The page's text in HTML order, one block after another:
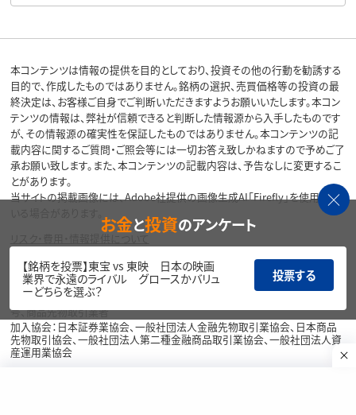
本コンテンツは情報の提供を目的としており、投資その他の行動を勧誘する
目的で、作成したものではありません。銘柄の選択、売買価格等の投資の最
終決定は、お客様ご自身でご判断いただきますようお願いいたします。本コン
テンツの情報は、弊社が信頼できると判断した情報源から入手したものです
が、その情報源の確実性を保証したものではありません。本コンテンツの記
載内容に関するご質問・ご照会等には一切お答え致しかねますので予めご了
承お願い致します。また、本コンテンツの記載内容は、予告なしに変更するこ
とがあります。
当サイトの掲載画像には、Adobe社提供の画像生成AI「Firefly」を使用して
各種方針・重要事項等については、楽天証券ウェブサイトをご覧ください。
商号等：楽天証券株式会社／金融商品取引業者 関東財務局長（金商）第195
号、商品先物取引業者
加入協会：日本証券業協会、一般社団法人金融先物取引業協会、日本商品
先物取引協会、一般社団法人第二種金融商品取引業協会、一般社団法人資
産運用業協会
お金と投資のアンケート
【銘柄を投票】東宝 vs 東映 日本の映画
業界で永遠のライバル グロースかバリュ
ーどちらを選ぶ？
投票する